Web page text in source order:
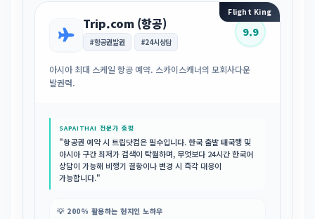
Flight King
Trip.com (항공)
#항공권발권 #24시상담
9.9
아시아 최대 스케일 항공 예약. 스카이스캐너의 모회사다운
발권력.
SAPAITHAI 전문가 총평
"항공권 예약 시 트립닷컴은 필수입니다. 한국 출발 태국행 및
아시아 구간 최저가 검색이 탁월하며, 무엇보다 24시간 한국어
상담이 가능해 비행기 결항이나 변경 시 즉각 대응이
가능합니다."
💡 200% 활용하는 현지인 노하우